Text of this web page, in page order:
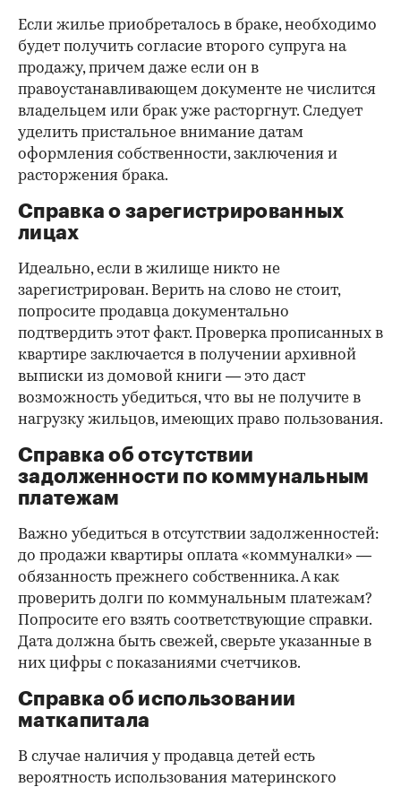
Если жилье приобреталось в браке, необходимо
будет получить согласие второго супруга на
продажу, причем даже если он в
правоустанавливающем документе не числится
владельцем или брак уже расторгнут. Следует
уделить пристальное внимание датам
оформления собственности, заключения и
расторжения брака.
Справка о зарегистрированных
лицах
Идеально, если в жилище никто не
зарегистрирован. Верить на слово не стоит,
попросите продавца документально
подтвердить этот факт. Проверка прописанных в
квартире заключается в получении архивной
выписки из домовой книги — это даст
возможность убедиться, что вы не получите в
нагрузку жильцов, имеющих право пользования.
Справка об отсутствии
задолженности по коммунальным
платежам
Важно убедиться в отсутствии задолженностей:
до продажи квартиры оплата «коммуналки» —
обязанность прежнего собственника. А как
проверить долги по коммунальным платежам?
Попросите его взять соответствующие справки.
Дата должна быть свежей, сверьте указанные в
них цифры с показаниями счетчиков.
Справка об использовании
маткапитала
В случае наличия у продавца детей есть
вероятность использования материнского